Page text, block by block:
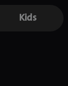
Kids